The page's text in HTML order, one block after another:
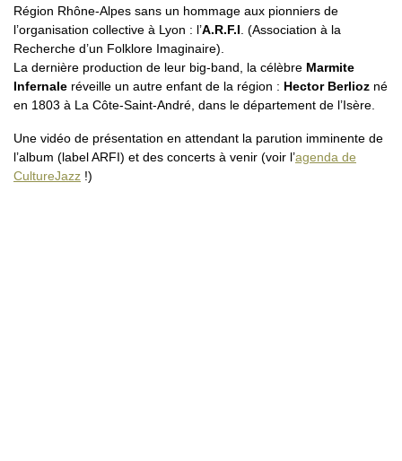
Région Rhône-Alpes sans un hommage aux pionniers de
l’organisation collective à Lyon : l’A.R.F.I . (Association à la
Recherche d’un Folklore Imaginaire).
La dernière production de leur big-band, la célèbre Marmite
Infernale réveille un autre enfant de la région : Hector Berlioz né
en 1803 à La Côte-Saint-André, dans le département de l’Isère.
Une vidéo de présentation en attendant la parution imminente de
l’album (label ARFI) et des concerts à venir (voir l’agenda de
CultureJazz !)